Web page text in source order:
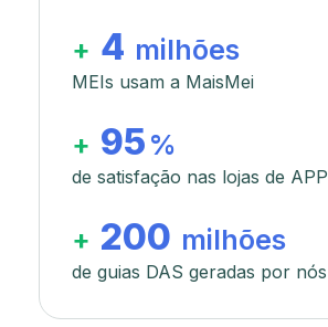
+ 4 milhões
MEIs usam a MaisMei
+ 95 %
de satisfação nas lojas de APP
+ 200 milhões
de guias DAS geradas por nós